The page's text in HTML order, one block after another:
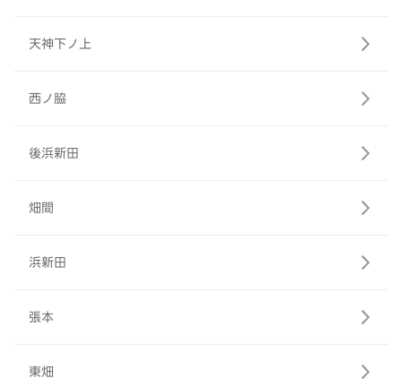
天神下ノ上
西ノ脇
後浜新田
畑間
浜新田
張本
東畑